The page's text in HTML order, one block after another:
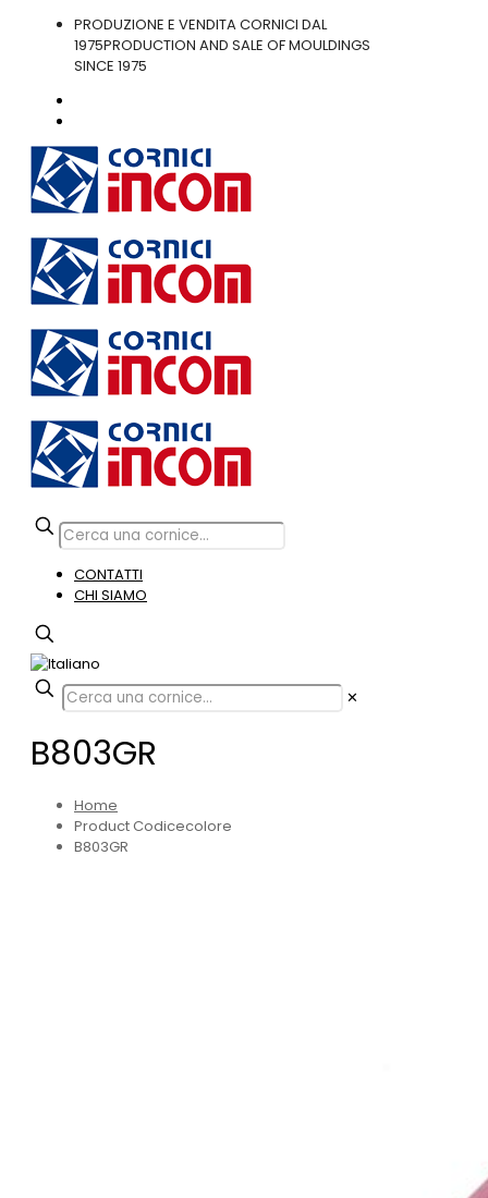
PRODUZIONE E VENDITA CORNICI DAL
1975PRODUCTION AND SALE OF MOULDINGS
SINCE 1975
CONTATTI
CHI SIAMO
✕
B803GR
Home
Product Codicecolore
B803GR